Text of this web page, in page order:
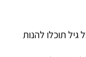
גיל תוכלו להנות